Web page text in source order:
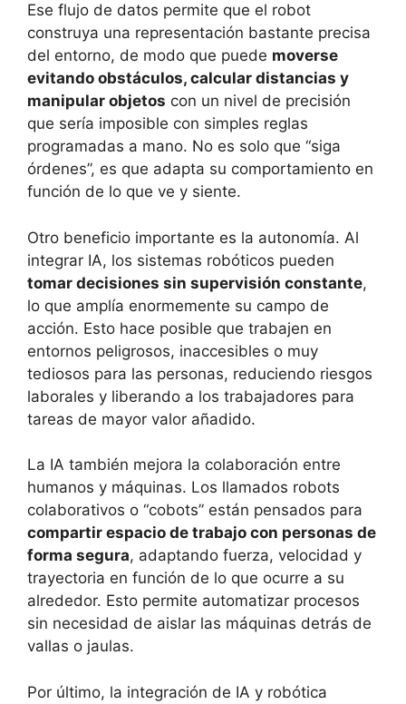
Ese flujo de datos permite que el robot
construya una representación bastante precisa
del entorno, de modo que puede moverse
evitando obstáculos, calcular distancias y
manipular objetos con un nivel de precisión
que sería imposible con simples reglas
programadas a mano. No es solo que “siga
órdenes”, es que adapta su comportamiento en
función de lo que ve y siente.
Otro beneficio importante es la autonomía. Al
integrar IA, los sistemas robóticos pueden
tomar decisiones sin supervisión constante,
lo que amplía enormemente su campo de
acción. Esto hace posible que trabajen en
entornos peligrosos, inaccesibles o muy
tediosos para las personas, reduciendo riesgos
laborales y liberando a los trabajadores para
tareas de mayor valor añadido.
La IA también mejora la colaboración entre
humanos y máquinas. Los llamados robots
colaborativos o “cobots” están pensados para
compartir espacio de trabajo con personas de
forma segura, adaptando fuerza, velocidad y
trayectoria en función de lo que ocurre a su
alrededor. Esto permite automatizar procesos
sin necesidad de aislar las máquinas detrás de
vallas o jaulas.
Por último, la integración de IA y robótica